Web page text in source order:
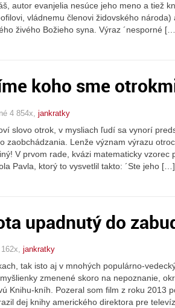
autor evanjelia nesúce jeho meno a tiež
vládnemu členovi židovského
živého Božieho syna. Výraz ´nesporné
koho sme
4 854x, jankratky
slovo otrok, v mysliach ľudí sa vynorí
zaobchádzania. Lenže význam výrazu
V prvom rade, kvázi matematicky vzorec
Pavla, ktorý to vysvetlil takto: ´Ste jeho […]
upadnutý do
jankratky
tak isto aj v mnohých populárno-
zmenené skoro na nepoznanie,
Knihu-kníh. Pozeral som film z roku 2013
dej knihy amerického direktora pre